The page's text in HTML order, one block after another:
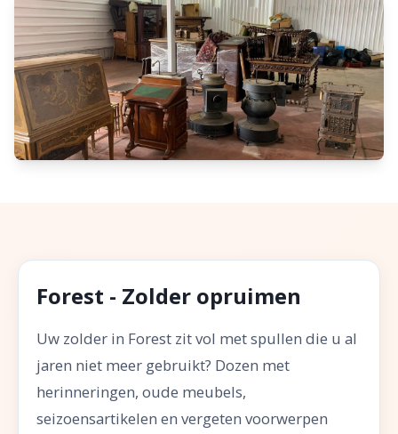
Forest - Zolder opruimen
Uw zolder in Forest zit vol met spullen die u al
jaren niet meer gebruikt? Dozen met
herinneringen, oude meubels,
seizoensartikelen en vergeten voorwerpen